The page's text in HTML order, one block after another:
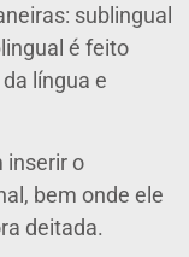
sublingual
é feito
língua e
inserir o
bem onde ele
deitada.